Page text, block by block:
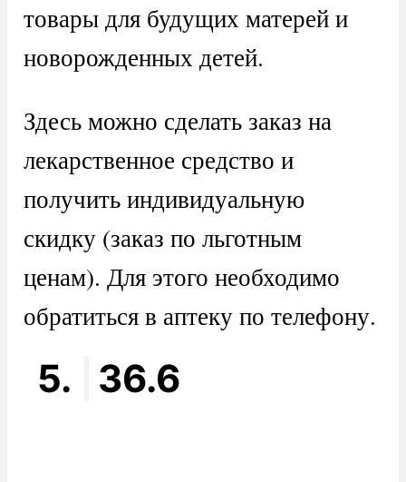
товары для будущих матерей и
новорожденных детей.
Здесь можно сделать заказ на
лекарственное средство и
получить индивидуальную
скидку (заказ по льготным
ценам). Для этого необходимо
обратиться в аптеку по телефону.
5. 36.6